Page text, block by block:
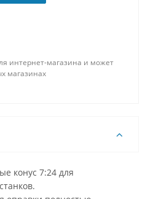
интернет-магазина и может
магазинах
конус 7:24 для